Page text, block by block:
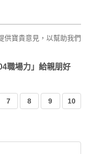
供寶貴意見，以幫助我們
職場力」給親朋好
7 8 9 10